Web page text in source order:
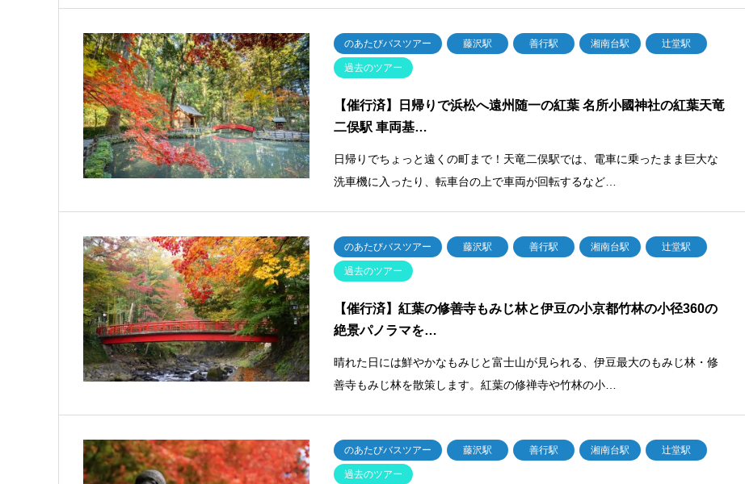
のあたびバスツアー 藤沢駅 善行駅 湘南台駅 辻堂駅
過去のツアー
【催行済】日帰りで浜松へ遠州随一の紅葉 名所小國神社の紅葉天竜
二俣駅 車両基…
日帰りでちょっと遠くの町まで！天竜二俣駅では、電車に乗ったまま巨大な
洗車機に入ったり、転車台の上で車両が回転するなど…
のあたびバスツアー 藤沢駅 善行駅 湘南台駅 辻堂駅
過去のツアー
【催行済】紅葉の修善寺もみじ林と伊豆の小京都竹林の小径360の
絶景パノラマを…
晴れた日には鮮やかなもみじと富士山が見られる、伊豆最大のもみじ林・修
善寺もみじ林を散策します。紅葉の修禅寺や竹林の小…
のあたびバスツアー 藤沢駅 善行駅 湘南台駅 辻堂駅
過去のツアー